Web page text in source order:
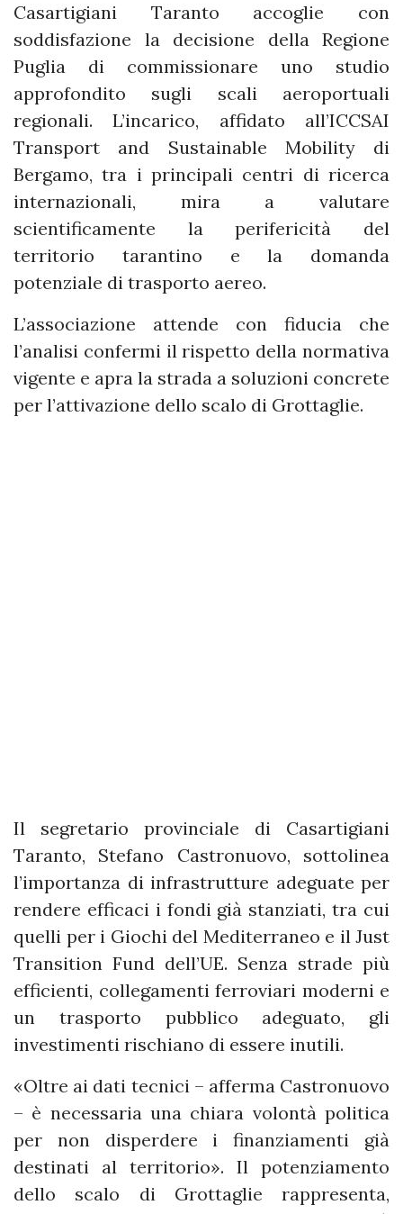
Casartigiani Taranto accoglie con
soddisfazione la decisione della Regione
Puglia di commissionare uno studio
approfondito sugli scali aeroportuali
regionali. L’incarico, affidato all’ICCSAI
Transport and Sustainable Mobility di
Bergamo, tra i principali centri di ricerca
internazionali, mira a valutare
scientificamente la perifericità del
territorio tarantino e la domanda
potenziale di trasporto aereo.
L’associazione attende con fiducia che
l’analisi confermi il rispetto della normativa
vigente e apra la strada a soluzioni concrete
per l’attivazione dello scalo di Grottaglie.
Il segretario provinciale di Casartigiani
Taranto, Stefano Castronuovo, sottolinea
l’importanza di infrastrutture adeguate per
rendere efficaci i fondi già stanziati, tra cui
quelli per i Giochi del Mediterraneo e il Just
Transition Fund dell’UE. Senza strade più
efficienti, collegamenti ferroviari moderni e
un trasporto pubblico adeguato, gli
investimenti rischiano di essere inutili.
«Oltre ai dati tecnici – afferma Castronuovo
– è necessaria una chiara volontà politica
per non disperdere i finanziamenti già
destinati al territorio». Il potenziamento
dello scalo di Grottaglie rappresenta,